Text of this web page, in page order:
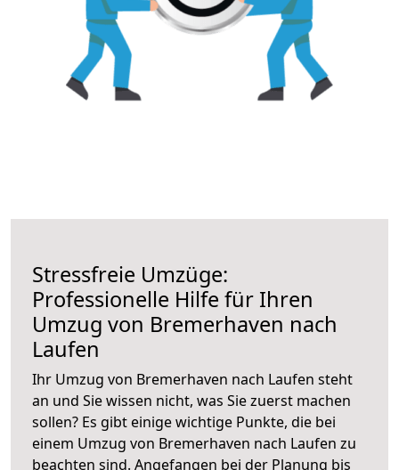
Stressfreie Umzüge:
Professionelle Hilfe für Ihren
Umzug von Bremerhaven nach
Laufen
Ihr Umzug von Bremerhaven nach Laufen steht
an und Sie wissen nicht, was Sie zuerst machen
sollen? Es gibt einige wichtige Punkte, die bei
einem Umzug von Bremerhaven nach Laufen zu
beachten sind. Angefangen bei der Planung bis